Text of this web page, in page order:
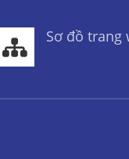
Sơ đồ trang